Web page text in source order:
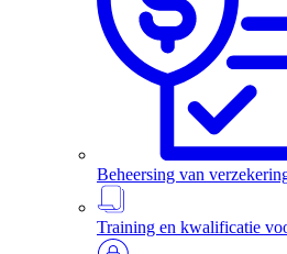
Beheersing van
Training en kwalificatie